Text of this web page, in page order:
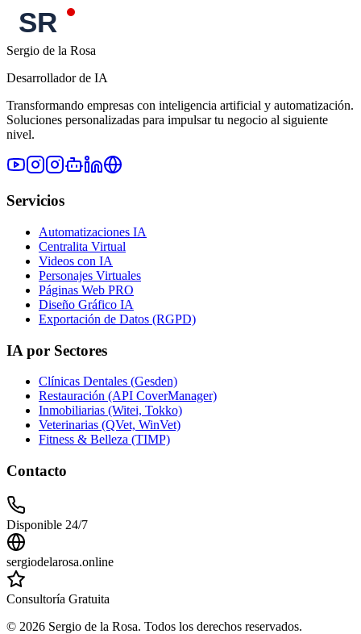
Sergio de la Rosa
Desarrollador de IA
Transformando empresas con inteligencia artificial y automatización.
Soluciones personalizadas para impulsar tu negocio al siguiente
nivel.
Servicios
Automatizaciones IA
Centralita Virtual
Videos con IA
Personajes Virtuales
Páginas Web PRO
Diseño Gráfico IA
Exportación de Datos (RGPD)
IA por Sectores
Clínicas Dentales (Gesden)
Restauración (API CoverManager)
Inmobiliarias (Witei, Tokko)
Veterinarias (QVet, WinVet)
Fitness & Belleza (TIMP)
Contacto
Disponible 24/7
sergiodelarosa.online
Consultoría Gratuita
© 2026 Sergio de la Rosa. Todos los derechos reservados.